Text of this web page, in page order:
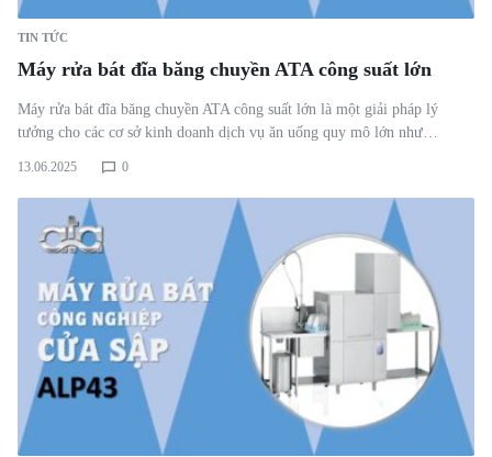
TIN TỨC
Máy rửa bát đĩa băng chuyền ATA công suất lớn
Máy rửa bát đĩa băng chuyền ATA công suất lớn là một giải pháp lý
tưởng cho các cơ sở kinh doanh dịch vụ ăn uống quy mô lớn như…
13.06.2025 0